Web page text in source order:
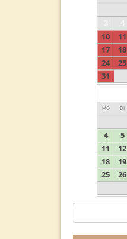
3
4
10
11
17
18
24
25
31
MO DI
4
5
11
12
18
19
25
26